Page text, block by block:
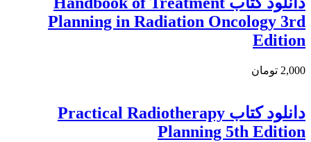
Planning in Radiation Oncology 3rd
Edition
2,000 تومان
دانلود کتاب Practical Radiotherapy
Planning 5th Edition